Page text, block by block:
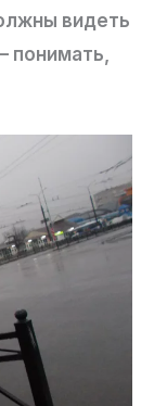
видеть
понимать,